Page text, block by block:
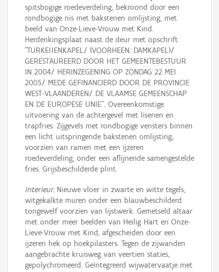
spitsbogige roedeverdeling, bekroond door een
rondbogige nis met bakstenen omlijsting, met
beeld van Onze-Lieve-Vrouw met Kind.
Herdenkingsplaat naast de deur met opschrift
"TURKEIJENKAPEL/ (VOORHEEN: DAMKAPEL)/
GERESTAUREERD DOOR HET GEMEENTEBESTUUR
IN 2004/ HERINZEGENING OP ZONDAG 22 MEI
2005/ MEDE GEFINANCIERD DOOR DE PROVINCIE
WEST-VLAANDEREN/ DE VLAAMSE GEMEENSCHAP
EN DE EUROPESE UNIE". Overeenkomstige
uitvoering van de achtergevel met lisenen en
trapfries. Zijgevels met rondbogige vensters binnen
een licht uitspringende bakstenen omlijsting,
voorzien van ramen met een ijzeren
roedeverdeling, onder een aflijnende samengestelde
fries. Grijsbeschilderde plint.
Interieur. Nieuwe vloer in zwarte en witte tegels,
witgekalkte muren onder een blauwbeschilderd
tongewelf voorzien van lijstwerk. Gemetseld altaar
met onder meer beelden van Heilig Hart en Onze-
Lieve-Vrouw met Kind, afgescheiden door een
ijzeren hek op hoekpilasters. Tegen de zijwanden
aangebrachte kruisweg van veertien staties,
gepolychromeerd. Geïntegreerd wijwatervaatje met